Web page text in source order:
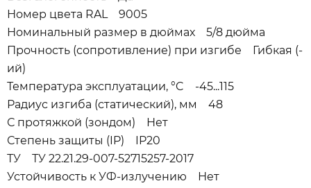
Номер цвета RAL 9005
Номинальный размер в дюймах 5/8 дюйма
Прочность (сопротивление) при изгибе Гибкая (-
ий)
Температура эксплуатации, °C -45...115
Радиус изгиба (статический), мм 48
С протяжкой (зондом) Нет
Степень защиты (IP) IP20
ТУ ТУ 22.21.29-007-52715257-2017
Устойчивость к УФ-излучению Нет